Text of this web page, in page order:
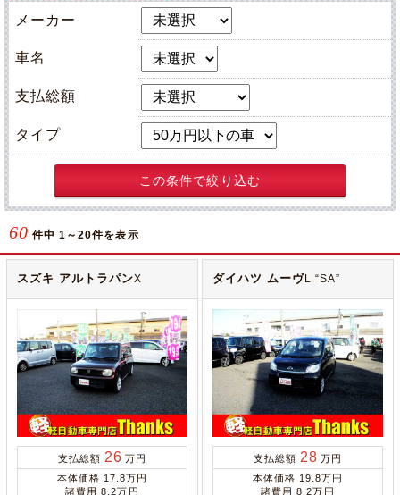
メーカー
車名
支払総額
タイプ
この条件で絞り込む
60 件中 1～20件を表示
スズキ アルトラパンX
支払総額 26 万円
本体価格 17.8万円
諸費用 8.2万円
ダイハツ ムーヴL “SA”
支払総額 28 万円
本体価格 19.8万円
諸費用 8.2万円